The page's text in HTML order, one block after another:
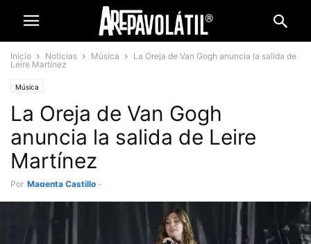
Inicio Noticias Música
La Oreja de Van Gogh anuncia la salida de
Leire Martínez
Música
La Oreja de Van Gogh
anuncia la salida de Leire
Martínez
Por Magenta Castillo -